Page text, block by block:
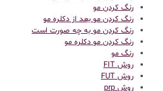
رنگ کردن مو
رنگ کردن مو بعد از دکلره مو
رنگ کردن مو به چه صورت است
رنگ کردن مو دکلره مو
رنگ مو
روش FIT
روش FUT
روش prp